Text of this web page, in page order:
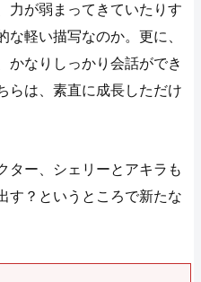
力が弱まってきていたりす
な軽い描写なのか。更に、
かなりしっかり会話ができ
らは、素直に成長しただけ
ター、シェリーとアキラも
す？というところで新たな